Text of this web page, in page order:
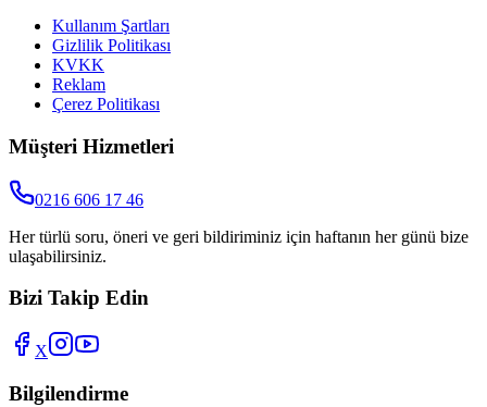
Kullanım Şartları
Gizlilik Politikası
KVKK
Reklam
Çerez Politikası
Müşteri Hizmetleri
0216 606 17 46
Her türlü soru, öneri ve geri bildiriminiz için haftanın her günü bize
ulaşabilirsiniz.
Bizi Takip Edin
X
Bilgilendirme